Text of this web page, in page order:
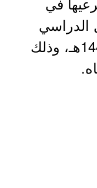
الدراسي
الأول من العام الجامعي 1442هـ، وذلك